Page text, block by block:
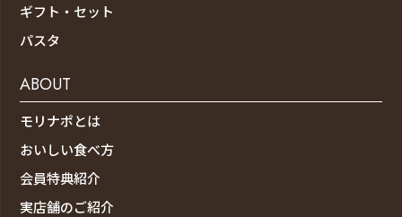
ギフト・セット
パスタ
ABOUT
モリナポとは
おいしい食べ方
会員特典紹介
実店舗のご紹介